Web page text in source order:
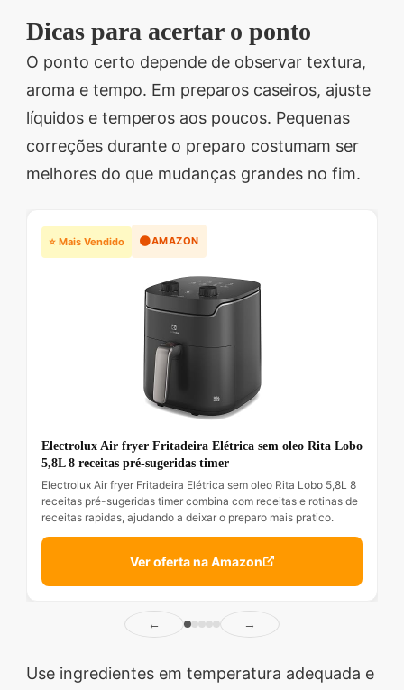
Dicas para acertar o ponto
O ponto certo depende de observar textura,
aroma e tempo. Em preparos caseiros, ajuste
líquidos e temperos aos poucos. Pequenas
correções durante o preparo costumam ser
melhores do que mudanças grandes no fim.
⭐ Mais Vendido 🟠AMAZON
Electrolux Air fryer Fritadeira Elétrica sem oleo Rita Lobo
5,8L 8 receitas pré-sugeridas timer
Electrolux Air fryer Fritadeira Elétrica sem oleo Rita Lobo 5,8L 8
receitas pré-sugeridas timer combina com receitas e rotinas de
receitas rapidas, ajudando a deixar o preparo mais pratico.
Ver oferta na Amazon
← →
Use ingredientes em temperatura adequada e